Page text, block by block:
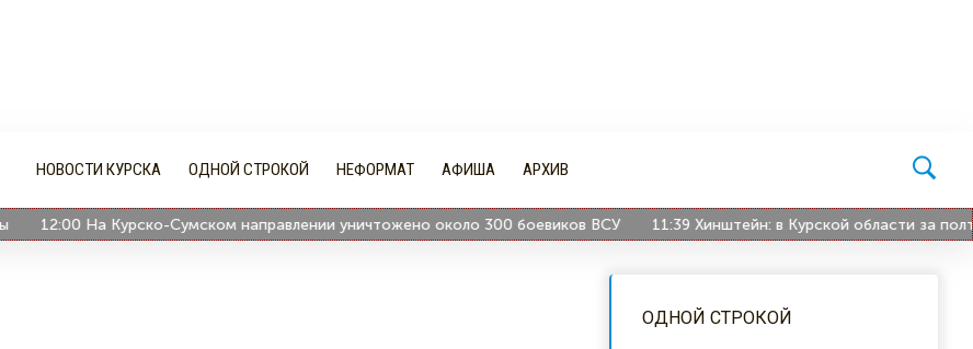
НОВОСТИ КУРСКА ОДНОЙ СТРОКОЙ НЕФОРМАТ АФИША АРХИВ
12:00 На Курско-Сумском направлении уничтожено около 300 боевиков ВСУ 11:39 Хинштейн: в Курской области за полтора
ОДНОЙ СТРОКОЙ